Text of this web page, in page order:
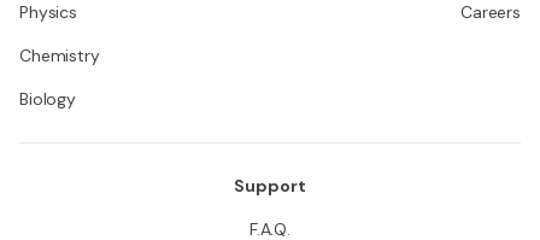
Physics
Chemistry
Biology
Careers
Support
F.A.Q.